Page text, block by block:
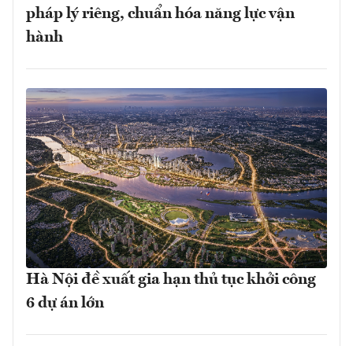
pháp lý riêng, chuẩn hóa năng lực vận
hành
Hà Nội đề xuất gia hạn thủ tục khởi công
6 dự án lớn